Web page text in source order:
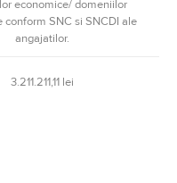
economice/ domeniilor
conform SNC si SNCDI ale
angajatilor.
3.211.211,11 lei